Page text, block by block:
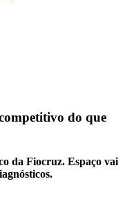
do que
da Fiocruz. Espaço vai